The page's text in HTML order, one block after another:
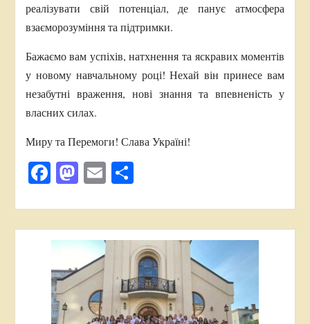
реалізувати свій потенціал, де панує атмосфера
взаєморозуміння та підтримки.
Бажаємо вам успіхів, натхнення та яскравих моментів
у новому навчальному році! Нехай він принесе вам
незабутні враження, нові знання та впевненість у
власних силах.
Миру та Перемоги! Слава Україні!
Facebook
Mastodon
EmailПоділитися